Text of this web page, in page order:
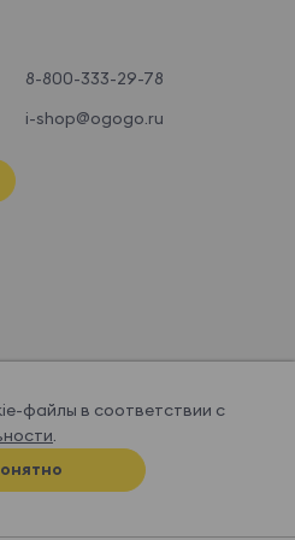
8-800-333-29-78
i-shop@ogogo.ru
вСупрематике
файлы в соответствии с
.